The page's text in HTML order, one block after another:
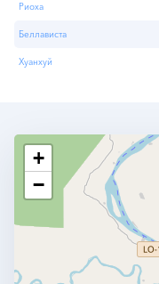
Риоха
Беллависта
Хуанхуй
+
−